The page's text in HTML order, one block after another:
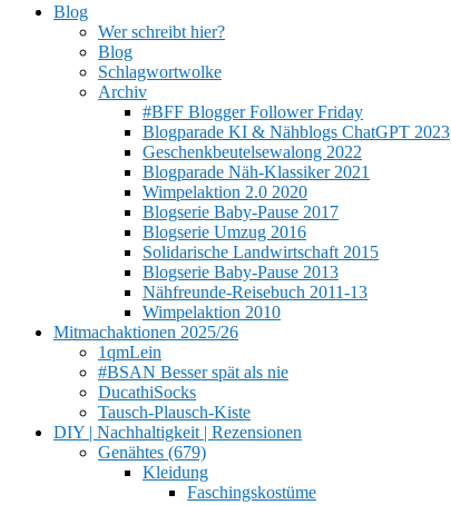
Blog
Wer schreibt hier?
Blog
Schlagwortwolke
Archiv
#BFF Blogger Follower Friday
Blogparade KI & Nähblogs ChatGPT 2023
Geschenkbeutelsewalong 2022
Blogparade Näh-Klassiker 2021
Wimpelaktion 2.0 2020
Blogserie Baby-Pause 2017
Blogserie Umzug 2016
Solidarische Landwirtschaft 2015
Blogserie Baby-Pause 2013
Nähfreunde-Reisebuch 2011-13
Wimpelaktion 2010
Mitmachaktionen 2025/26
1qmLein
#BSAN Besser spät als nie
DucathiSocks
Tausch-Plausch-Kiste
DIY | Nachhaltigkeit | Rezensionen
Genähtes (679)
Kleidung
Faschingskostüme